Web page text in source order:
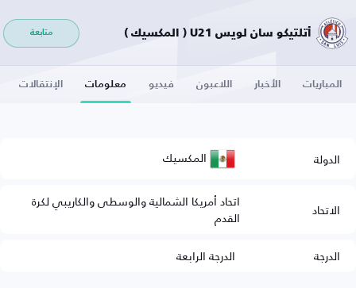
أتلتيكو سان لويس U21 ( المكسيك ) متابعة
المباريات الأخبار اللاعبون فيديو معلومات الإنتقالات
الدولة المكسيك
الاتحاد اتحاد أمريكا الشمالية والوسطى والكاريبي لكرة
القدم
الدرجة
الدرجة الرابعة